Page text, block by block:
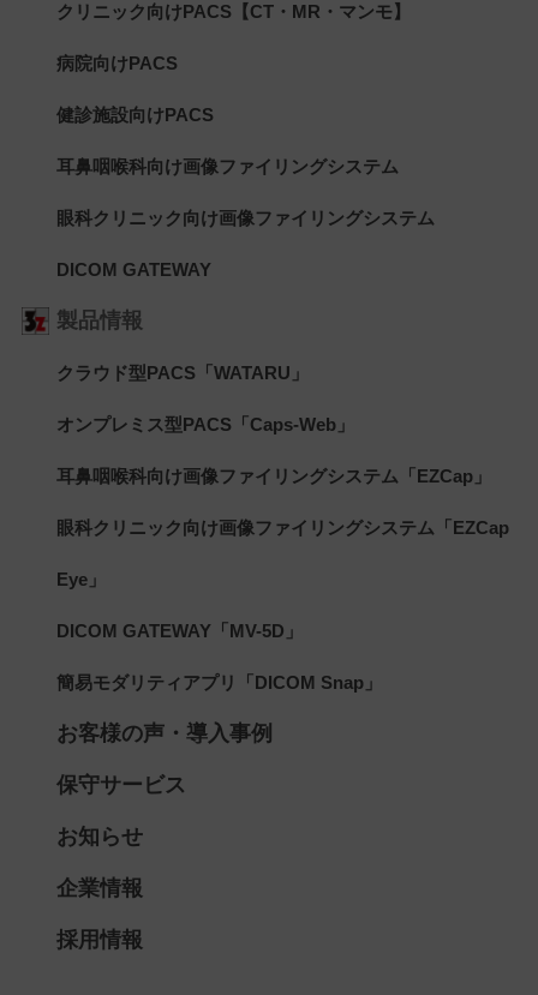
クリニック向けPACS【CT・MR・マンモ】
病院向けPACS
健診施設向けPACS
耳鼻咽喉科向け画像ファイリングシステム
眼科クリニック向け画像ファイリングシステム
DICOM GATEWAY
製品情報
クラウド型PACS「WATARU」
オンプレミス型PACS「Caps-Web」
耳鼻咽喉科向け画像ファイリングシステム「EZCap」
眼科クリニック向け画像ファイリングシステム「EZCap
Eye」
DICOM GATEWAY「MV-5D」
簡易モダリティアプリ「DICOM Snap」
お客様の声・導入事例
保守サービス
お知らせ
企業情報
採用情報